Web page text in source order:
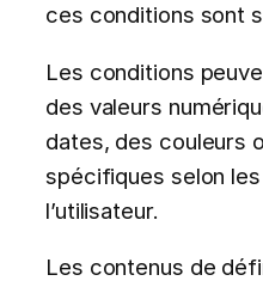
ces conditions sont
Les conditions
des valeurs
dates, des couleurs
spécifiques selon
l’utilisateur.
Les contenus de